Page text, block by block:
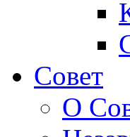
Совет
О